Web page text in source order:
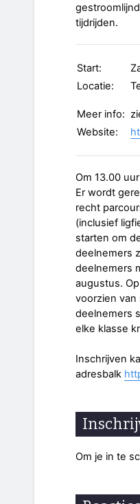
tijdrijden.
Start:
Locatie:
Meer info:
Website:
Om 13.00
Er wordt
recht
(inclusief
starten om
deelnemers
deelnemers
augustus.
voorzien van
deelnemers
elke klasse
Inschrijven
adresbalk
Om je in te